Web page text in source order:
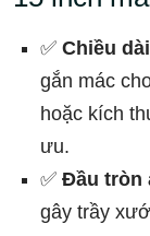
✅ Chiều
gắn mác
hoặc kích
ưu.
✅ Đầu tròn
gây trầy